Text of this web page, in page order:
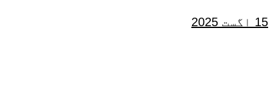
15 اگست 2025